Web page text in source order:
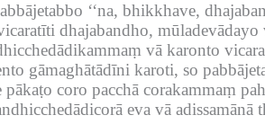
‘‘na, bhikkhave,
dhajabandho,
vā karonto
gāmaghātādīni karoti, so
pākaṭo coro pacchā corakammaṃ
eva vā